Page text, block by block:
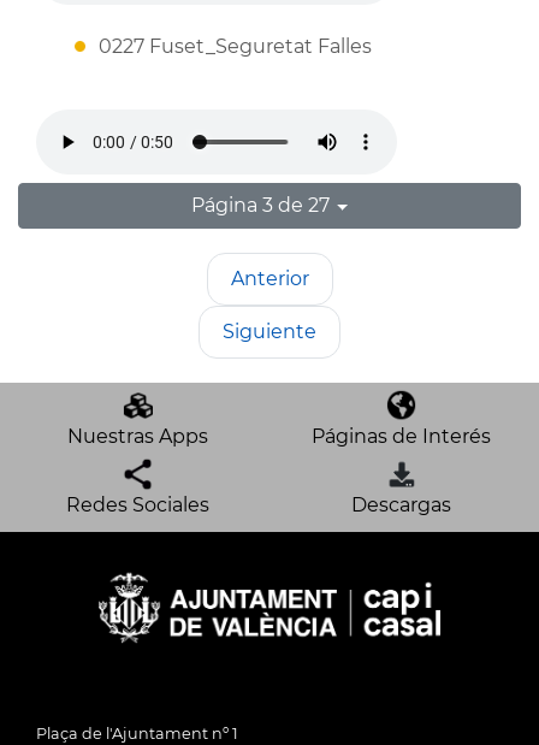
0227 Fuset_Seguretat Falles
Página 3 de 27
Anterior
Siguiente
Nuestras Apps Páginas de Interés
Redes Sociales Descargas
Plaça de l'Ajuntament nº 1